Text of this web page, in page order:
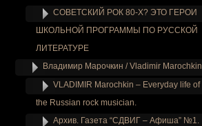
СОВЕТСКИЙ РОК 80-Х? ЭТО ГЕРОИ
ШКОЛЬНОЙ ПРОГРАММЫ ПО РУССКОЙ
ЛИТЕРАТУРЕ
Владимир Марочкин / Vladimir Marochkin
VLADIMIR Marochkin – Everyday life of
the Russian rock musician.
Архив. Газета “СДВИГ – Афиша” №1.